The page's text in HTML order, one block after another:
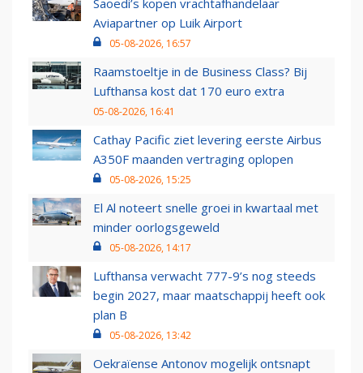
Saoedi’s kopen vrachtafhandelaar
Aviapartner op Luik Airport
05-08-2026, 16:57
Raamstoeltje in de Business Class? Bij
Lufthansa kost dat 170 euro extra
05-08-2026, 16:41
Cathay Pacific ziet levering eerste Airbus
A350F maanden vertraging oplopen
05-08-2026, 15:25
El Al noteert snelle groei in kwartaal met
minder oorlogsgeweld
05-08-2026, 14:17
Lufthansa verwacht 777-9’s nog steeds
begin 2027, maar maatschappij heeft ook
plan B
05-08-2026, 13:42
Oekraïense Antonov mogelijk ontsnapt